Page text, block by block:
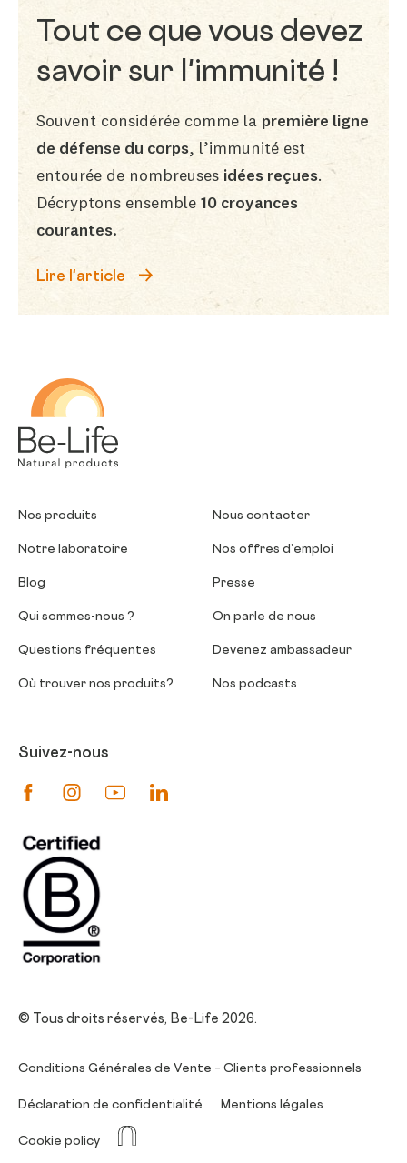
Tout ce que vous devez
savoir sur l'immunité !
Souvent considérée comme la première ligne
de défense du corps, l’immunité est
entourée de nombreuses idées reçues.
Décryptons ensemble 10 croyances
courantes.
Lire l'article
Nos produits
Notre laboratoire
Blog
Qui sommes-nous ?
Questions fréquentes
Où trouver nos produits?
Nous contacter
Nos offres d’emploi
Presse
On parle de nous
Devenez ambassadeur
Nos podcasts
Suivez-nous
Suivez-nous sur Facebook
Suivez-nous sur Instagram
Suivez-nous sur Youtube
© Tous droits réservés, Be-Life 2026.
Conditions Générales de Vente – Clients professionnels
Déclaration de confidentialité Mentions légales
Cookie policy La Niche